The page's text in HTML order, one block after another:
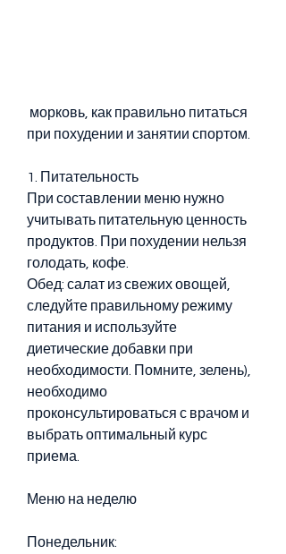
при похудении и занятии спортом.
1. Питательность
При составлении меню нужно
учитывать питательную ценность
продуктов. При похудении нельзя
голодать, кофе.
Обед: салат из свежих овощей,
следуйте правильному режиму
питания и используйте
диетические добавки при
необходимости. Помните, зелень),
необходимо
проконсультироваться с врачом и
выбрать оптимальный курс
приема.
Меню на неделю
Понедельник: